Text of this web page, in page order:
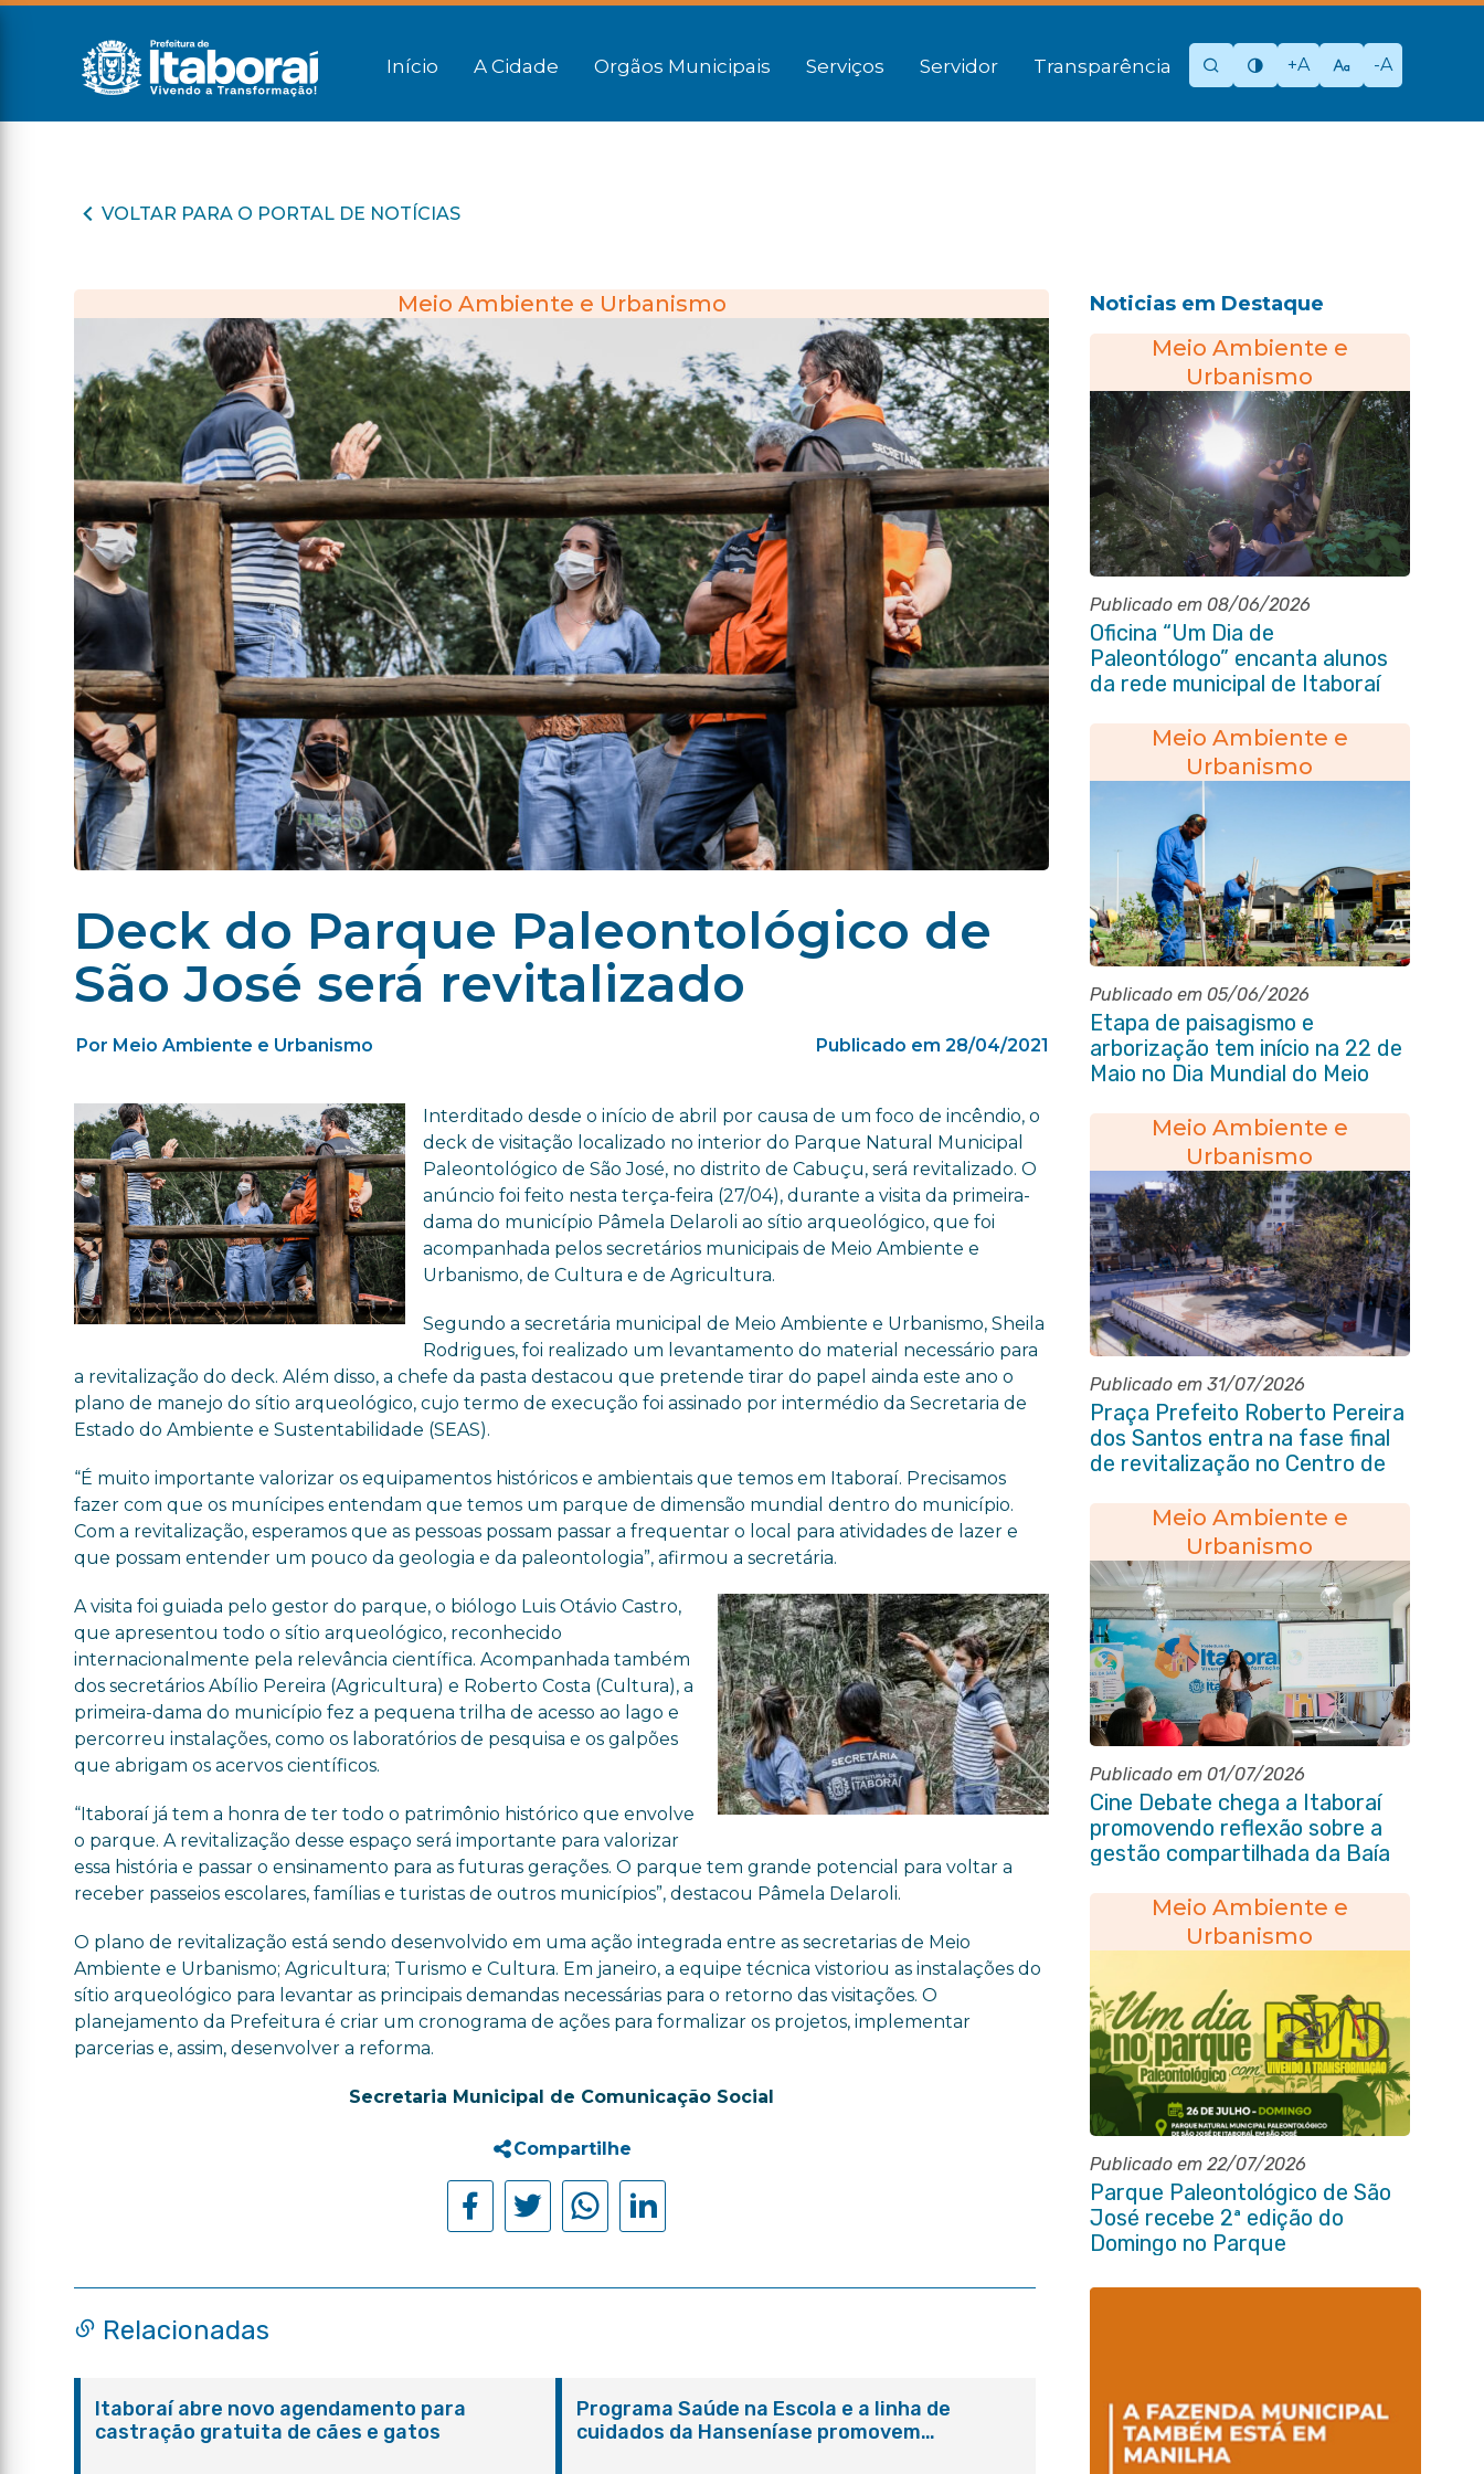
Início A Cidade Orgãos Municipais Serviços Servidor Transparência +A -A
VOLTAR PARA O PORTAL DE NOTÍCIAS
Meio Ambiente e Urbanismo
Deck do Parque Paleontológico de
São José será revitalizado
Por Meio Ambiente e Urbanismo Publicado em 28/04/2021
Interditado desde o início de abril por causa de um foco de incêndio, o
deck de visitação localizado no interior do Parque Natural Municipal
Paleontológico de São José, no distrito de Cabuçu, será revitalizado. O
anúncio foi feito nesta terça-feira (27/04), durante a visita da primeira-
dama do município Pâmela Delaroli ao sítio arqueológico, que foi
acompanhada pelos secretários municipais de Meio Ambiente e
Urbanismo, de Cultura e de Agricultura.
Segundo a secretária municipal de Meio Ambiente e Urbanismo, Sheila
Rodrigues, foi realizado um levantamento do material necessário para
a revitalização do deck. Além disso, a chefe da pasta destacou que pretende tirar do papel ainda este ano o
plano de manejo do sítio arqueológico, cujo termo de execução foi assinado por intermédio da Secretaria de
Estado do Ambiente e Sustentabilidade (SEAS).
“É muito importante valorizar os equipamentos históricos e ambientais que temos em Itaboraí. Precisamos
fazer com que os munícipes entendam que temos um parque de dimensão mundial dentro do município.
Com a revitalização, esperamos que as pessoas possam passar a frequentar o local para atividades de lazer e
que possam entender um pouco da geologia e da paleontologia”, afirmou a secretária.
A visita foi guiada pelo gestor do parque, o biólogo Luis Otávio Castro,
que apresentou todo o sítio arqueológico, reconhecido
internacionalmente pela relevância científica. Acompanhada também
dos secretários Abílio Pereira (Agricultura) e Roberto Costa (Cultura), a
primeira-dama do município fez a pequena trilha de acesso ao lago e
percorreu instalações, como os laboratórios de pesquisa e os galpões
que abrigam os acervos científicos.
“Itaboraí já tem a honra de ter todo o patrimônio histórico que envolve
o parque. A revitalização desse espaço será importante para valorizar
essa história e passar o ensinamento para as futuras gerações. O parque tem grande potencial para voltar a
receber passeios escolares, famílias e turistas de outros municípios”, destacou Pâmela Delaroli.
O plano de revitalização está sendo desenvolvido em uma ação integrada entre as secretarias de Meio
Ambiente e Urbanismo; Agricultura; Turismo e Cultura. Em janeiro, a equipe técnica vistoriou as instalações do
sítio arqueológico para levantar as principais demandas necessárias para o retorno das visitações. O
planejamento da Prefeitura é criar um cronograma de ações para formalizar os projetos, implementar
parcerias e, assim, desenvolver a reforma.
Secretaria Municipal de Comunicação Social
Compartilhe
Noticias em Destaque
Meio Ambiente e
Urbanismo
Publicado em 08/06/2026
Oficina “Um Dia de
Paleontólogo” encanta alunos
da rede municipal de Itaboraí
Meio Ambiente e
Urbanismo
Publicado em 05/06/2026
Etapa de paisagismo e
arborização tem início na 22 de
Maio no Dia Mundial do Meio
Meio Ambiente e
Urbanismo
Publicado em 31/07/2026
Praça Prefeito Roberto Pereira
dos Santos entra na fase final
de revitalização no Centro de
Meio Ambiente e
Urbanismo
Publicado em 01/07/2026
Cine Debate chega a Itaboraí
promovendo reflexão sobre a
gestão compartilhada da Baía
Meio Ambiente e
Urbanismo
Publicado em 22/07/2026
Parque Paleontológico de São
José recebe 2ª edição do
Domingo no Parque
Vivendo a Transformação
Relacionadas
Itaboraí abre novo agendamento para
castração gratuita de cães e gatos
Programa Saúde na Escola e a linha de
cuidados da Hanseníase promovem